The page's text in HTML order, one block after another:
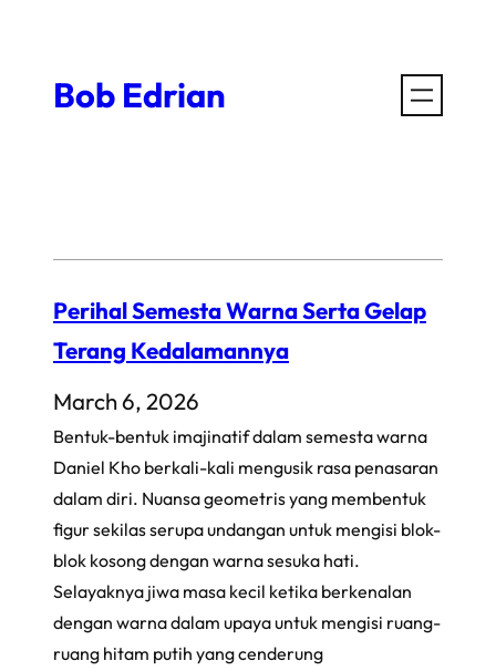
contentBob Edrian
Perihal Semesta Warna Serta Gelap
Terang Kedalamannya
March 6, 2026
Bentuk-bentuk imajinatif dalam semesta warna
Daniel Kho berkali-kali mengusik rasa penasaran
dalam diri. Nuansa geometris yang membentuk
figur sekilas serupa undangan untuk mengisi blok-
blok kosong dengan warna sesuka hati.
Selayaknya jiwa masa kecil ketika berkenalan
dengan warna dalam upaya untuk mengisi ruang-
ruang hitam putih yang cenderung